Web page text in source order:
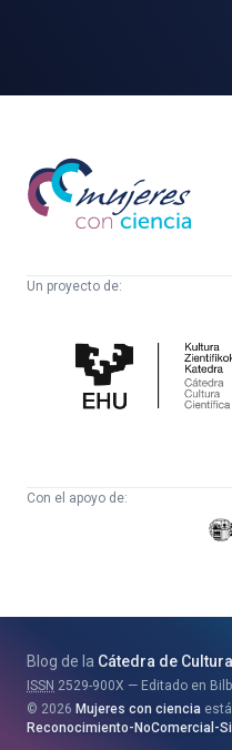
Mujeres
con
ciencia
Un proyecto de:
Cultura
Científica
Con el apoyo de:
eta
Blog de la Cátedra de
ISSN 2529-900X
Editado en
2026 Mujeres con ciencia
Reconocimiento-NoComercial-